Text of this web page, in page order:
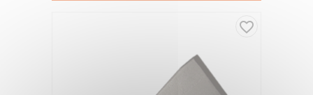
favorite_border